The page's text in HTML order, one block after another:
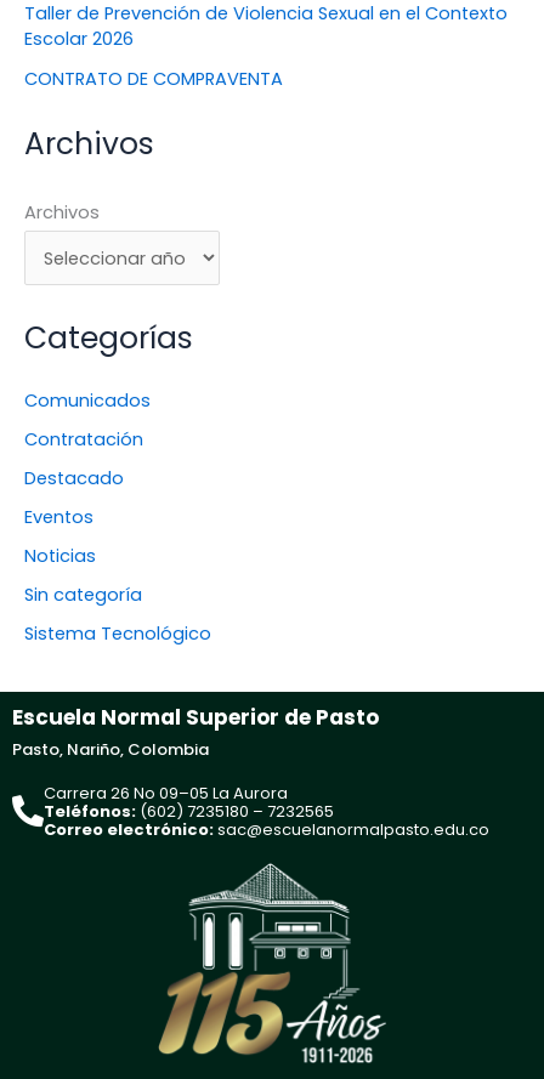
Taller de Prevención de Violencia Sexual en el Contexto
Escolar 2026
CONTRATO DE COMPRAVENTA
Archivos
Archivos
Categorías
Comunicados
Contratación
Destacado
Eventos
Noticias
Sin categoría
Sistema Tecnológico
Escuela Normal Superior de Pasto
Pasto, Nariño, Colombia
Carrera 26 No 09–05 La Aurora
Teléfonos: (602) 7235180 – 7232565
Correo electrónico:sac@escuelanormalpasto.edu.co